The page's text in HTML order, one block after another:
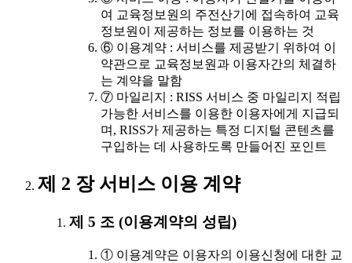
여 교육정보원의 주전산기에 접속하여 교육
정보원이 제공하는 정보를 이용하는 것
⑥ 이용계약 : 서비스를 제공받기 위하여 이
약관으로 교육정보원과 이용자간의 체결하
는 계약을 말함
⑦ 마일리지 : RISS 서비스 중 마일리지 적립
가능한 서비스를 이용한 이용자에게 지급되
며, RISS가 제공하는 특정 디지털 콘텐츠를
구입하는 데 사용하도록 만들어진 포인트
제 2 장 서비스 이용 계약
제 5 조 (이용계약의 성립)
① 이용계약은 이용자의 이용신청에 대한 교